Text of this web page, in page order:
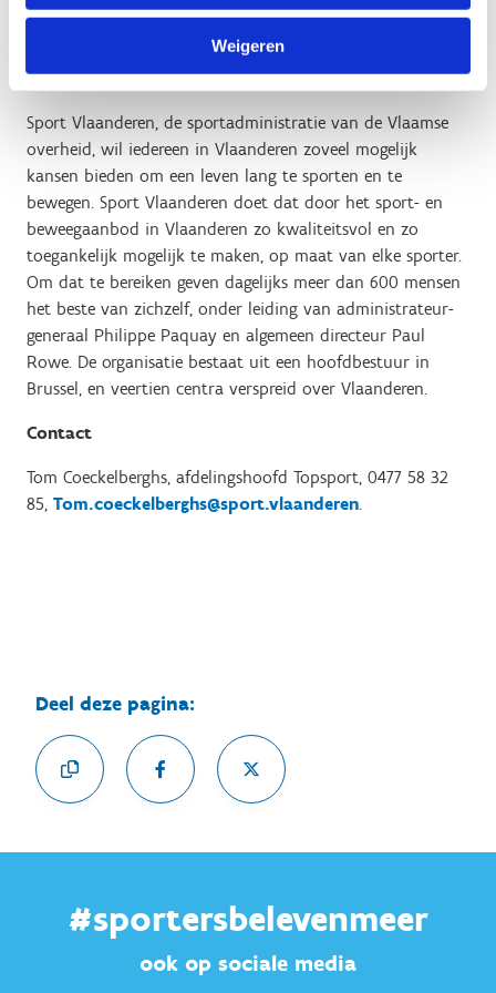
Weigeren
betrokken is in het topsportproces.’
Over Sport Vlaanderen
Sport Vlaanderen, de sportadministratie van de Vlaamse
overheid, wil iedereen in Vlaanderen zoveel mogelijk
kansen bieden om een leven lang te sporten en te
bewegen. Sport Vlaanderen doet dat door het sport- en
beweegaanbod in Vlaanderen zo kwaliteitsvol en zo
toegankelijk mogelijk te maken, op maat van elke sporter.
Om dat te bereiken geven dagelijks meer dan 600 mensen
het beste van zichzelf, onder leiding van administrateur-
generaal Philippe Paquay en algemeen directeur Paul
Rowe. De organisatie bestaat uit een hoofdbestuur in
Brussel, en veertien centra verspreid over Vlaanderen.
Contact
Tom Coeckelberghs, afdelingshoofd Topsport, 0477 58 32
85, Tom.coeckelberghs@sport.vlaanderen.
Deel deze pagina:
#sportersbelevenmeer
ook op sociale media